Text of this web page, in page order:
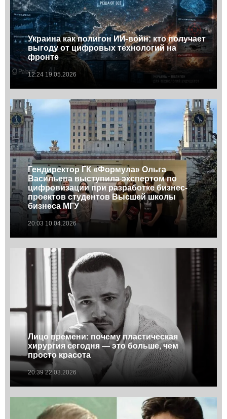
Украина как полигон ИИ-войн: кто получает
выгоду от цифровых технологий на
фронте
12:24 19.05.2026
Гендиректор ГК «Формула» Ольга
Васильева выступила экспертом по
цифровизации при разработке бизнес-
проектов студентов Высшей школы
бизнеса МГУ
20:03 10.04.2026
Лицо времени: почему пластическая
хирургия сегодня — это больше, чем
просто красота
20:39 22.03.2026